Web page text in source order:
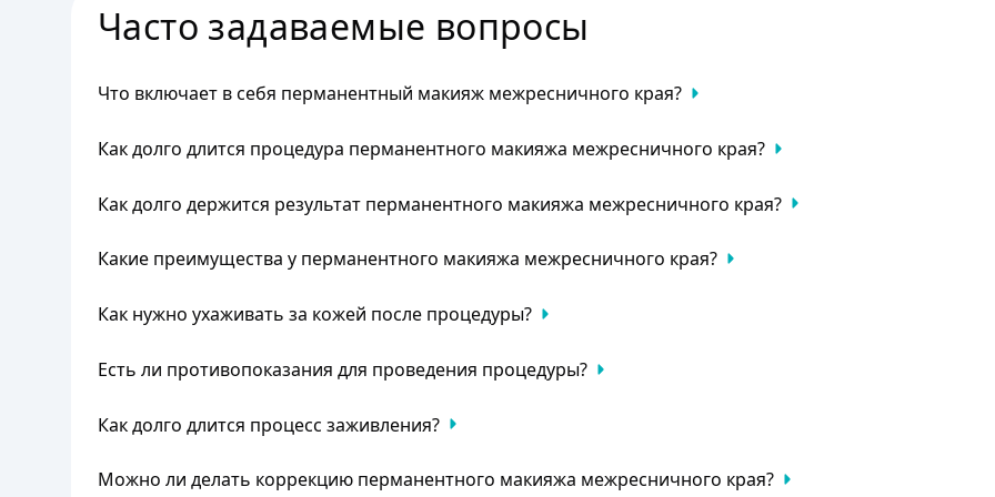
Часто задаваемые вопросы
Что включает в себя перманентный макияж межресничного края?
Как долго длится процедура перманентного макияжа межресничного края?
Как долго держится результат перманентного макияжа межресничного края?
Какие преимущества у перманентного макияжа межресничного края?
Как нужно ухаживать за кожей после процедуры?
процедуры.
Есть ли противопоказания для проведения процедуры?
хронические заболевания.
Как долго длится процесс заживления?
Можно ли делать коррекцию перманентного макияжа межресничного края?